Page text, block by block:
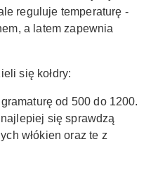
reguluje temperaturę -
a latem zapewnia
się kołdry:
od 500 do 1200.
się sprawdzą
włókien oraz te z